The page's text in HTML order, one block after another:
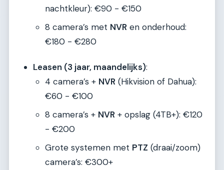
nachtkleur): €90 - €150
8 camera’s met NVR en onderhoud:
€180 - €280
Leasen (3 jaar, maandelijks):
4 camera’s + NVR (Hikvision of Dahua):
€60 - €100
8 camera’s + NVR + opslag (4TB+): €120
- €200
Grote systemen met PTZ (draai/zoom)
camera’s: €300+